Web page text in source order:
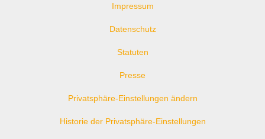
Impressum
Datenschutz
Statuten
Presse
Privatsphäre-Einstellungen ändern
Historie der Privatsphäre-Einstellungen